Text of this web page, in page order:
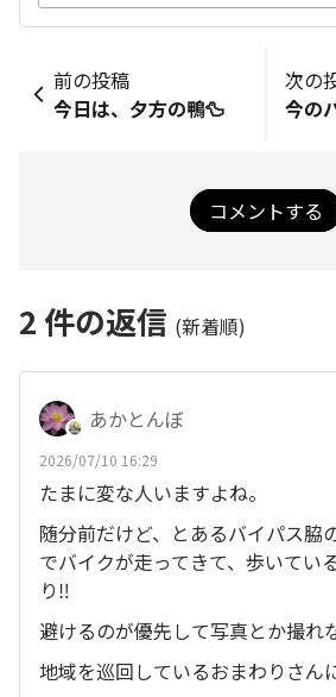
前の投稿
今日は、夕方の鴨🦆
次の
今の
コメントする
2 件の返信 (新着順)
あかとんぼ
2026/07/10 16:29
たまに変な人いますよね。
随分前だけど、とあるバイパス脇
でバイクが走ってきて、歩いてい
り‼️
避けるのが優先して写真とか撮れ
地域を巡回しているおまわりさん